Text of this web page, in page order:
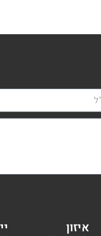
איזון